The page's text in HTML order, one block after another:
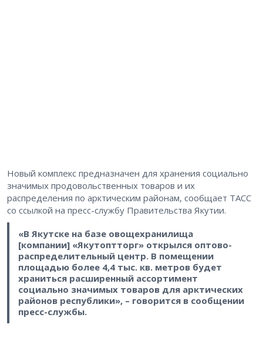
Новый комплекс предназначен для хранения социально
значимых продовольственных товаров и их
распределения по арктическим районам, сообщает ТАСС
со ссылкой на пресс-службу Правительства Якутии.
«В Якутске на базе овощехранилища
[компании] «Якутоптторг» открылся оптово-
распределительный центр. В помещении
площадью более 4,4 тыс. кв. метров будет
храниться расширенный ассортимент
социально значимых товаров для арктических
районов республики», – говорится в сообщении
пресс-службы.